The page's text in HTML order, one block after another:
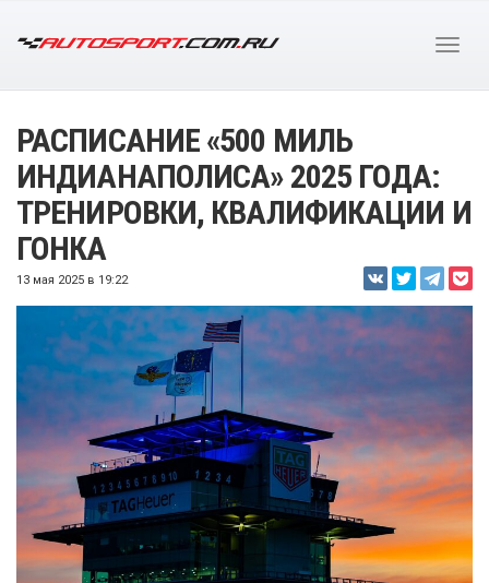
РАСПИСАНИЕ «500 МИЛЬ
ИНДИАНАПОЛИСА» 2025 ГОДА:
ТРЕНИРОВКИ, КВАЛИФИКАЦИИ И
ГОНКА
13 мая 2025 в 19:22